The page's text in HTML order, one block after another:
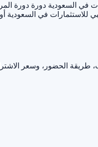
في السعودية دورة دورة
للاستثمارات في السعودية
طريقة الحضور، وسعر